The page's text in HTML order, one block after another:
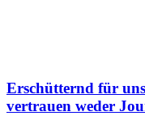
Erschütternd für
vertrauen weder